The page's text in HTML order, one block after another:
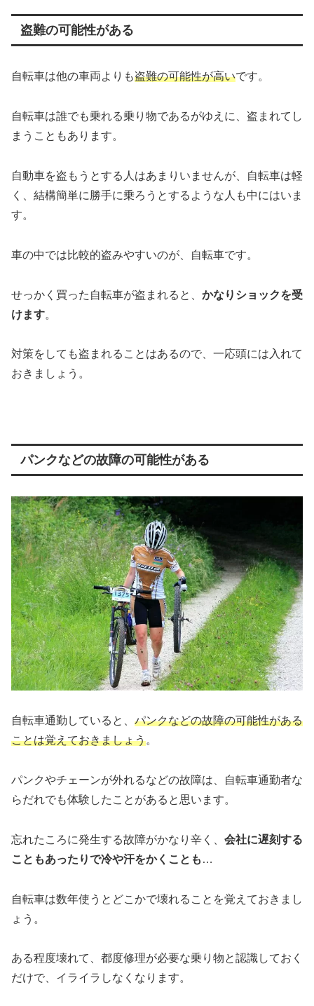
盗難の可能性がある
自転車は他の車両よりも盗難の可能性が高いです。
自転車は誰でも乗れる乗り物であるがゆえに、盗まれてし
まうこともあります。
自動車を盗もうとする人はあまりいませんが、自転車は軽
く、結構簡単に勝手に乗ろうとするような人も中にはいま
す。
車の中では比較的盗みやすいのが、自転車です。
せっかく買った自転車が盗まれると、 かなりショックを受
けます。
対策をしても盗まれることはあるので、一応頭には入れて
おきましょう。
パンクなどの故障の可能性がある
自転車通勤していると、 パンクなどの故障の可能性がある
ことは覚えておきましょう。
パンクやチェーンが外れるなどの故障は、自転車通勤者な
らだれでも体験したことがあると思います。
忘れたころに発生する故障がかなり辛く、 会社に遅刻する
こともあったりで冷や汗をかくことも …
自転車は数年使うとどこかで壊れることを覚えておきまし
ょう。
ある程度壊れて、都度修理が必要な乗り物と認識しておく
だけで、イライラしなくなります。